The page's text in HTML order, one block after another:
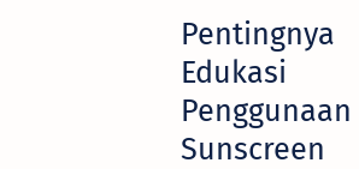
Pentingnya
Edukasi
Penggunaan
Sunscreen